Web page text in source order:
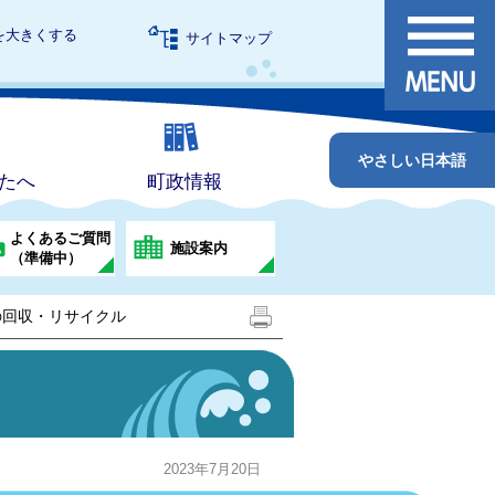
大きくする サイトマップ
へ 町政情報
やさしい日本語
よくあるご質問
（準備中）
施設案内
収・リサイクル
2023年7月20日